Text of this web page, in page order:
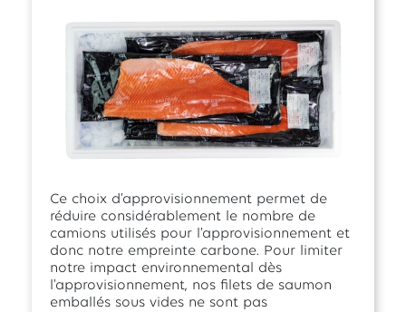
Ce choix d’approvisionnement permet de
réduire considérablement le nombre de
camions utilisés pour l’approvisionnement et
donc notre empreinte carbone. Pour limiter
notre impact environnemental dès
l’approvisionnement, nos filets de saumon
emballés sous vides ne sont pas